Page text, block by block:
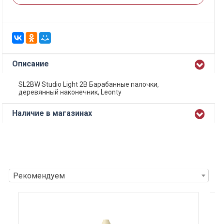
Описание
SL2BW Studio Light 2В Барабанные палочки,
деревянный наконечник, Leonty
Наличие в магазинах
Рекомендуем